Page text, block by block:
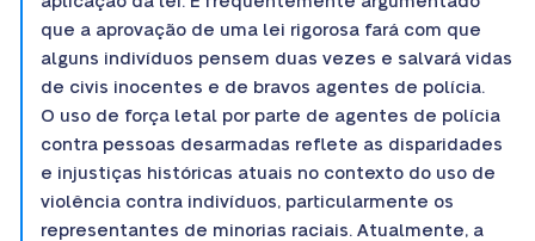
que a aprovação de uma lei rigorosa fará com que
alguns indivíduos pensem duas vezes e salvará vidas
de civis inocentes e de bravos agentes de polícia.
O uso de força letal por parte de agentes de polícia
contra pessoas desarmadas reflete as disparidades
e injustiças históricas atuais no contexto do uso de
violência contra indivíduos, particularmente os
representantes de minorias raciais. Atualmente, a